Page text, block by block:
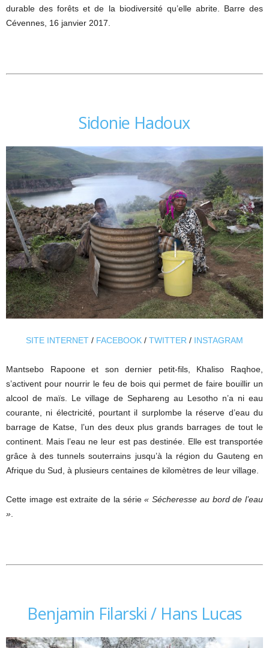
durable des forêts et de la biodiversité qu’elle abrite. Barre des
Cévennes, 16 janvier 2017.
Sidonie Hadoux
SITE INTERNET / FACEBOOK / TWITTER / INSTAGRAM
Mantsebo Rapoone et son dernier petit-fils, Khaliso Raqhoe,
s’activent pour nourrir le feu de bois qui permet de faire bouillir un
alcool de maïs. Le village de Sephareng au Lesotho n’a ni eau
courante, ni électricité, pourtant il surplombe la réserve d’eau du
barrage de Katse, l’un des deux plus grands barrages de tout le
continent. Mais l’eau ne leur est pas destinée. Elle est transportée
grâce à des tunnels souterrains jusqu’à la région du Gauteng en
Afrique du Sud, à plusieurs centaines de kilomètres de leur village.
Cette image est extraite de la série« Sécheresse au bord de l’eau
»
Benjamin Filarski / Hans Lucas